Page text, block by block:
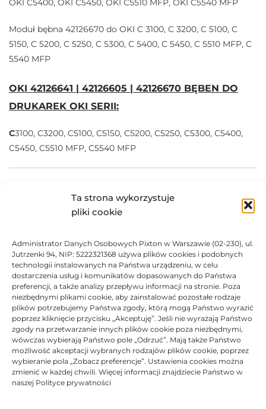
Ta strona wykorzystuje
pliki cookie
Administrator Danych Osobowych Pixton w Warszawie (02-230), ul.
Jutrzenki 94, NIP: 5222321368 używa plików cookies i podobnych
technologii instalowanych na Państwa urządzeniu, w celu
dostarczenia usług i komunikatów dopasowanych do Państwa
preferencji, a także analizy przepływu informacji na stronie. Poza
niezbędnymi plikami cookie, aby zainstalować pozostałe rodzaje
plików potrzebujemy Państwa zgody, którą mogą Państwo wyrazić
poprzez kliknięcie przycisku „Akceptuję”. Jeśli nie wyrażają Państwo
zgody na przetwarzanie innych plików cookie poza niezbędnymi,
wówczas wybierają Państwo pole „Odrzuć”. Mają także Państwo
możliwość akceptacji wybranych rodzajów plików cookie, poprzez
wybieranie pola „Zobacz preferencje”. Ustawienia cookies można
zmienić w każdej chwili. Więcej informacji znajdziecie Państwo w
naszej Polityce prywatności
OKI C5400, OKI C5450, OKI C5510 MFP, OKI C5540 MFP
Moduł bębna 42126670 do OKI C 3100, C 3200, C 5100, C
5150, C 5200, C 5250, C 5300, C 5400, C 5450, C 5510 MFP, C
5540 MFP
OKI 42126641 | 42126605 | 42126670 BĘBEN DO
DRUKAREK OKI SERII:
C3100, C3200, C5100, C5150, C5200, C5250, C5300, C5400,
C5450, C5510 MFP, C5540 MFP
kompatybilne z urządzeniami do którego są
przeznaczone.
Produkty posiadają certyfikaty ISO 14001, ISO 9001.
Marki i nazwy producentów drukarek i tuszów są
zastrzeżonymi znakami towarowymi użyte wyłącznie w
celach informacyjnych.
DANE TECHNICZNE
KOMPATYBILNOŚĆ
PRODUKTY POWIĄZANE